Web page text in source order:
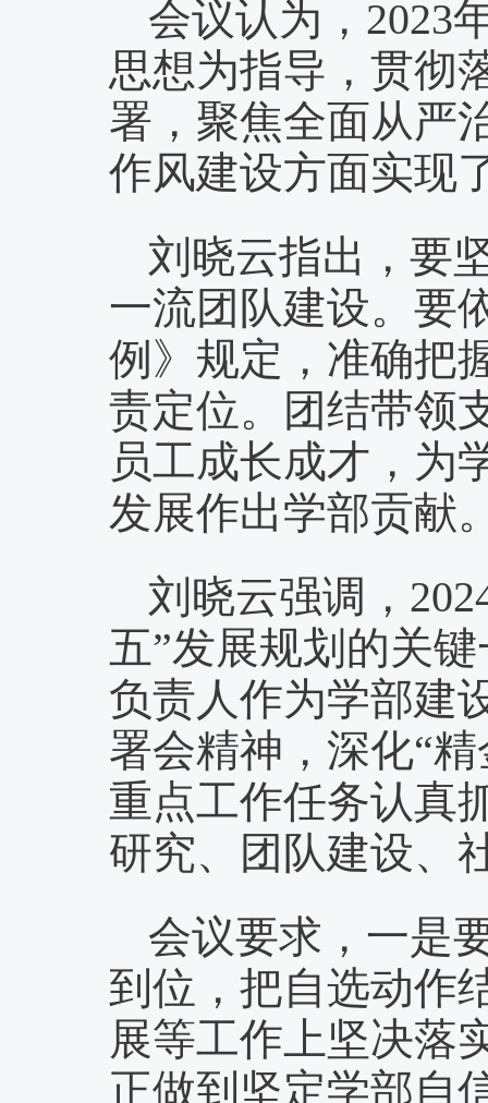
会议认为， 2023
思想为指导，贯彻
署，聚焦全面从严
作风建设方面实现
刘晓云指出， 要
一流团队建设。要
例》规定，准确把
责定位。团结带领
员工成长成才，为
发展作出学部贡献
刘晓云强调，
五”发展规划 的关
负责人作为学部建
署会精神，深化“
重点工作任务认真
研究、团队建设、
会议要求，一是
到位，把自选动作
展等工作上坚决落
正做到坚定学部自